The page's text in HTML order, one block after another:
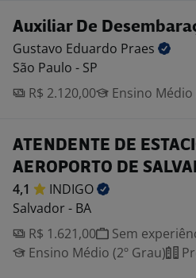
Auxiliar De
Gustavo Eduardo Praes
São Paulo - SP
R$ 2.120,00
Ensino Médio
ATENDENTE DE
AEROPORTO DE
4,1
INDIGO
Salvador - BA
R$ 1.621,00
Sem
Ensino Médio (2º Grau)